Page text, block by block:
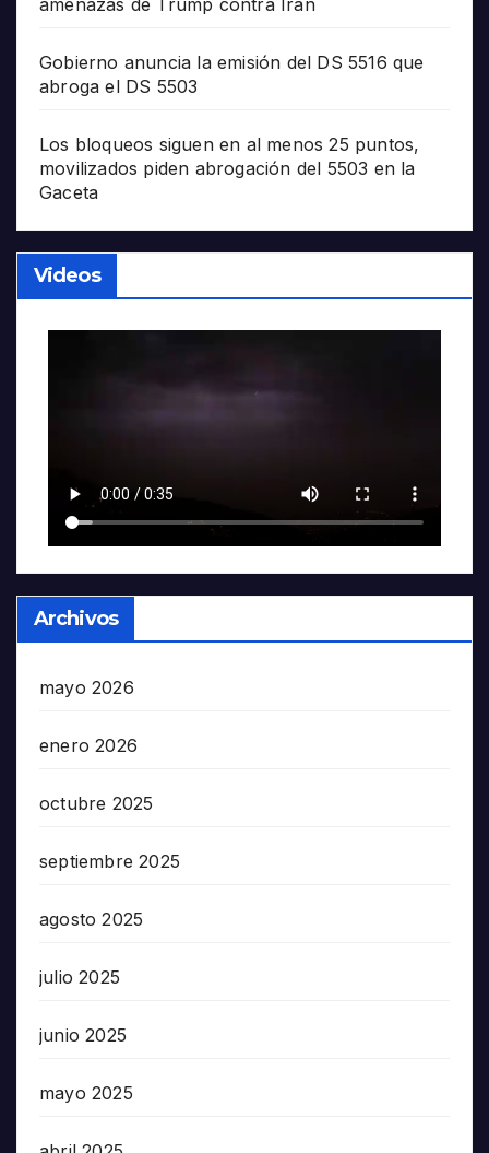
amenazas de Trump contra Irán
Gobierno anuncia la emisión del DS 5516 que
abroga el DS 5503
Los bloqueos siguen en al menos 25 puntos,
movilizados piden abrogación del 5503 en la
Gaceta
Videos
Archivos
mayo 2026
enero 2026
octubre 2025
septiembre 2025
agosto 2025
julio 2025
junio 2025
mayo 2025